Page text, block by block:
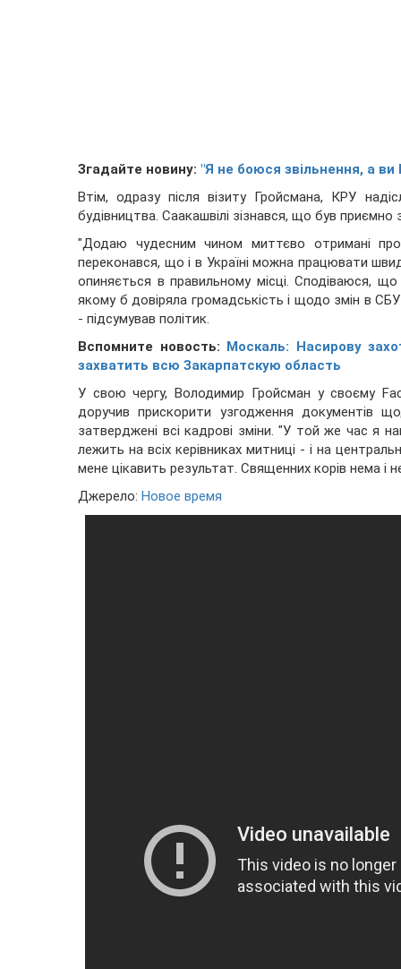
Згадайте новину: "Я не боюся звільнення, а
Втім, одразу після візиту Гройсмана, КРУ
будівництва. Саакашвілі зізнався, що був
"Додаю чудесним чином миттєво отримані
переконався, що і в Україні можна працювати
опиняється в правильному місці. Сподіваюся,
якому б довіряла громадськість і щодо змін в
- підсумував політик.
Вспомните новость:
Москаль: Насирову
захватить всю Закарпатскую область
У свою чергу, Володимир Гройсман у своєму
доручив прискорити узгодження документів
затверджені всі кадрові зміни. "У той же час я
лежить на всіх керівниках митниці - і на
мене цікавить результат. Священних корів нема і
Джерело: Новое время